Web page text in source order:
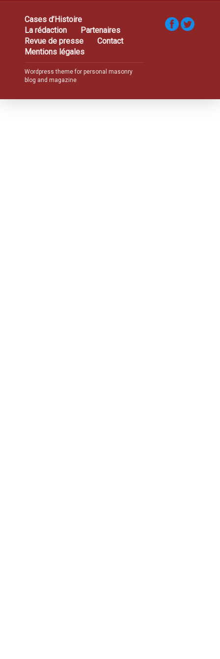
Cases d’Histoire
La rédaction
Partenaires
Revue de presse
Contact
Mentions légales
Wordpress theme for personal masonry
blog and magazine